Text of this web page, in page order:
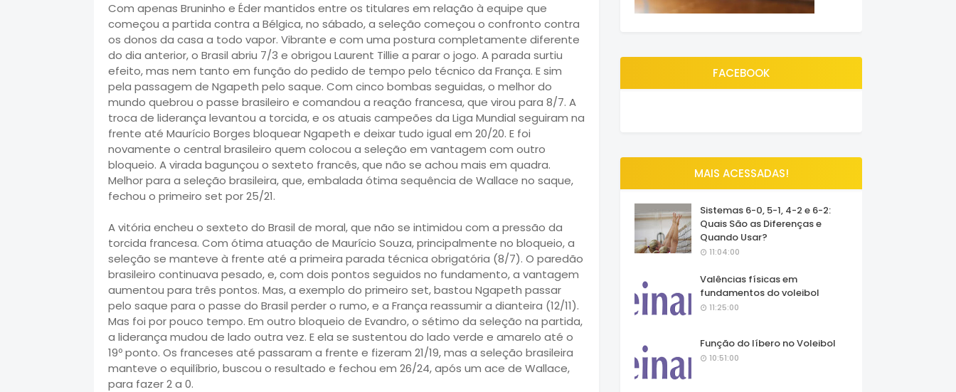
Com apenas Bruninho e Éder mantidos entre os titulares em relação à equipe que
começou a partida contra a Bélgica, no sábado, a seleção começou o confronto contra
os donos da casa a todo vapor. Vibrante e com uma postura completamente diferente
do dia anterior, o Brasil abriu 7/3 e obrigou Laurent Tillie a parar o jogo. A parada surtiu
efeito, mas nem tanto em função do pedido de tempo pelo técnico da França. E sim
pela passagem de Ngapeth pelo saque. Com cinco bombas seguidas, o melhor do
mundo quebrou o passe brasileiro e comandou a reação francesa, que virou para 8/7. A
troca de liderança levantou a torcida, e os atuais campeões da Liga Mundial seguiram na
frente até Maurício Borges bloquear Ngapeth e deixar tudo igual em 20/20. E foi
novamente o central brasileiro quem colocou a seleção em vantagem com outro
bloqueio. A virada bagunçou o sexteto francês, que não se achou mais em quadra.
Melhor para a seleção brasileira, que, embalada ótima sequência de Wallace no saque,
fechou o primeiro set por 25/21.
A vitória encheu o sexteto do Brasil de moral, que não se intimidou com a pressão da
torcida francesa. Com ótima atuação de Maurício Souza, principalmente no bloqueio, a
seleção se manteve à frente até a primeira parada técnica obrigatória (8/7). O paredão
brasileiro continuava pesado, e, com dois pontos seguidos no fundamento, a vantagem
aumentou para três pontos. Mas, a exemplo do primeiro set, bastou Ngapeth passar
pelo saque para o passe do Brasil perder o rumo, e a França reassumir a dianteira (12/11).
Mas foi por pouco tempo. Em outro bloqueio de Evandro, o sétimo da seleção na partida,
a liderança mudou de lado outra vez. E ela se sustentou do lado verde e amarelo até o
19º ponto. Os franceses até passaram a frente e fizeram 21/19, mas a seleção brasileira
manteve o equilíbrio, buscou o resultado e fechou em 26/24, após um ace de Wallace,
para fazer 2 a 0.
FACEBOOK
MAIS ACESSADAS!
Sistemas 6-0, 5-1, 4-2 e 6-2:
Quais São as Diferenças e
Quando Usar?
11:04:00
Valências físicas em
fundamentos do voleibol
11:25:00
Função do líbero no Voleibol
10:51:00